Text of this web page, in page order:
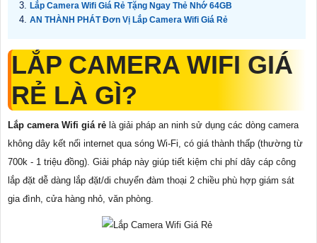
Lắp Camera Wifi Giá Rẻ Tặng Ngay Thẻ Nhớ 64GB
AN THÀNH PHÁT Đơn Vị Lắp Camera Wifi Giá Rẻ
LẮP CAMERA WIFI GIÁ
RẺ LÀ GÌ?
Lắp camera Wifi giá rẻ là giải pháp an ninh sử dụng các dòng camera
không dây kết nối internet qua sóng Wi-Fi, có giá thành thấp (thường từ
700k - 1 triệu đồng). Giải pháp này giúp tiết kiệm chi phí dây cáp công
lắp đặt dễ dàng lắp đặt/di chuyển đàm thoại 2 chiều phù hợp giám sát
gia đình, cửa hàng nhỏ, văn phòng.